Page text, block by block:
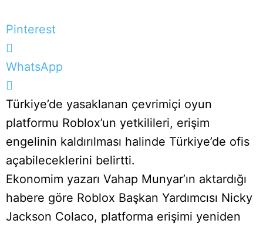
Pinterest
WhatsApp
Türkiye’de yasaklanan çevrimiçi oyun
platformu Roblox’un yetkilileri, erişim
engelinin kaldırılması halinde Türkiye’de ofis
açabileceklerini belirtti.
Ekonomim yazarı Vahap Munyar’ın aktardığı
habere göre Roblox Başkan Yardımcısı Nicky
Jackson Colaco, platforma erişimi yeniden